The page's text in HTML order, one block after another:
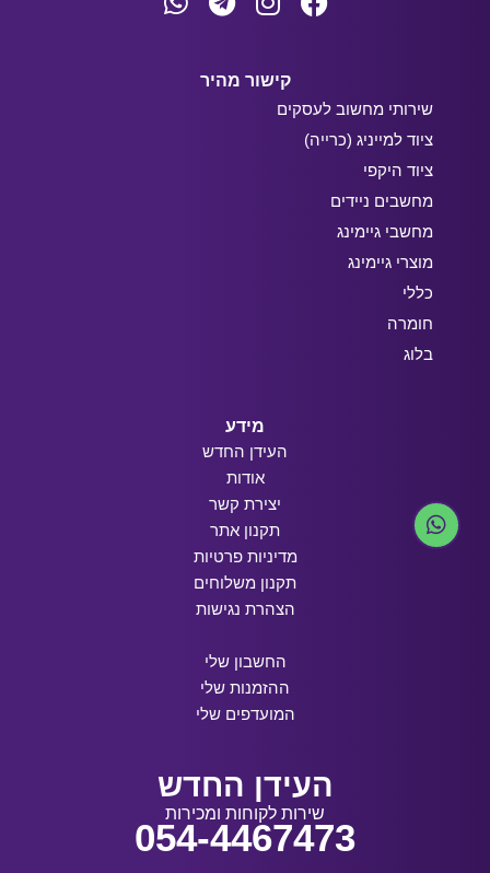
קישור מהיר
שירותי מחשוב לעסקים
ציוד למייניג (כרייה)
ציוד היקפי
מחשבים ניידים
מחשבי גיימינג
מוצרי גיימינג
כללי
חומרה
בלוג
מידע
העידן החדש
אודות
יצירת קשר
תקנון אתר
מדיניות פרטיות
תקנון משלוחים
הצהרת נגישות
החשבון שלי
ההזמנות שלי
המועדפים שלי
העידן החדש
שירות לקוחות ומכירות
054-4467473